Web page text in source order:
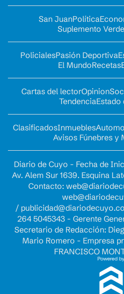
San JuanPolítica
Suplemento Verde
PolicialesPasión Deportiva
El MundoRecetas
Cartas del lectorOpinion
TendenciaEstado
ClasificadosInmuebles
Avisos Fúnebres y
Diario de Cuyo - Fecha de
Av. Alem Sur 1639. Esquina
Contacto:
/
264 5045343 - Gerente
Secretario de Redacción:
Mario Romero - Empresa
FRANCISCO